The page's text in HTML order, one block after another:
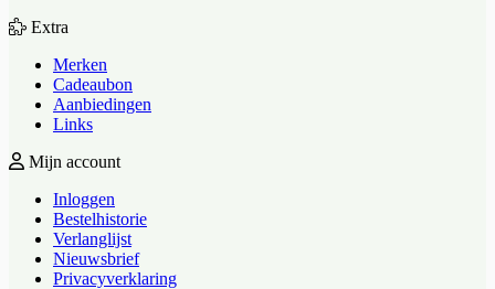
Extra
Merken
Cadeaubon
Aanbiedingen
Links
Mijn account
Inloggen
Bestelhistorie
Verlanglijst
Nieuwsbrief
Privacyverklaring